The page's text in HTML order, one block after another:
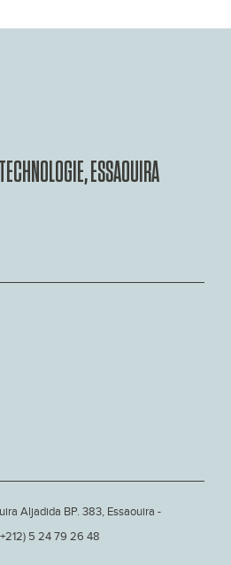
ESSAOUIRA
Aljadida BP. 383, Essaouira -
5 24 79 26 48